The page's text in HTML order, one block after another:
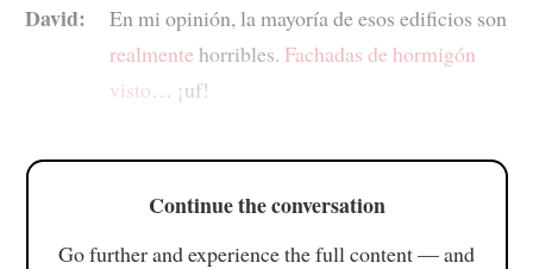
David:
En mi opinión, la mayoría de esos edificios son
realmente horribles. Fachadas de hormigón
visto… ¡uf!
Continue the conversation
Go further and experience the full content — and